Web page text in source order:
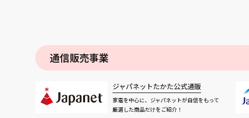
通信販売事業
ジャパネットたかた公式通販
家電を中心に、ジャパネットが自信をもって
厳選した商品だけをご紹介！